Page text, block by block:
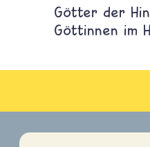
Götter der
Göttinnen im